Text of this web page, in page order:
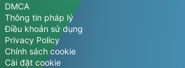
DMCA
Thông tin pháp lý
Điều khoản sử dụng
Privacy Policy
Chính sách cookie
Cài đặt cookie